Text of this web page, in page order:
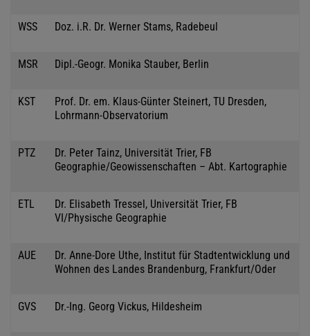
WSS Doz. i.R. Dr. Werner Stams, Radebeul
MSR Dipl.-Geogr. Monika Stauber, Berlin
KST
Prof. Dr. em. Klaus-Günter Steinert, TU Dresden,
Lohrmann-Observatorium
PTZ
Dr. Peter Tainz, Universität Trier, FB
Geographie/Geowissenschaften – Abt. Kartographie
ETL
Dr. Elisabeth Tressel, Universität Trier, FB
VI/Physische Geographie
AUE
Dr. Anne-Dore Uthe, Institut für Stadtentwicklung und
Wohnen des Landes Brandenburg, Frankfurt/Oder
GVS Dr.-Ing. Georg Vickus, Hildesheim